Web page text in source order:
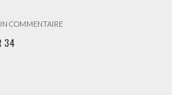
COMMENTAIRESUR
34